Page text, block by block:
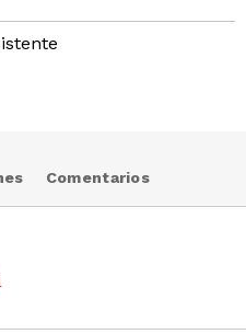
Comentarios